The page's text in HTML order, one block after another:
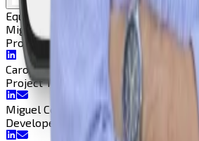
Equipa
Miguel Flor
Project Manager
Project Manager
Carolina Soares
Project Tracker
Project Tracker
Miguel Collaço
Developer
Developer